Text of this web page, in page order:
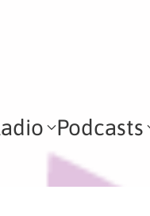
Podcasts